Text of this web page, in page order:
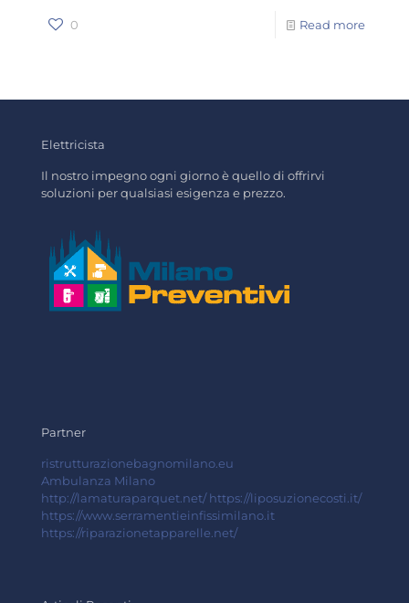
0 Read more
Elettricista
Il nostro impegno ogni giorno è quello di offrirvi
soluzioni per qualsiasi esigenza e prezzo.
Partner
ristrutturazionebagnomilano.eu
Ambulanza Milano
http://lamaturaparquet.net/ https://liposuzionecosti.it/
https://www.serramentieinfissimilano.it
https://riparazionetapparelle.net/